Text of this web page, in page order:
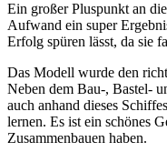
Ein großer Pluspunkt an
Aufwand ein super
Erfolg spüren lässt, da sie
Das Modell wurde den
Neben dem Bau-, Bastel-
auch anhand dieses
lernen. Es ist ein schönes
Zusammenbauen haben.